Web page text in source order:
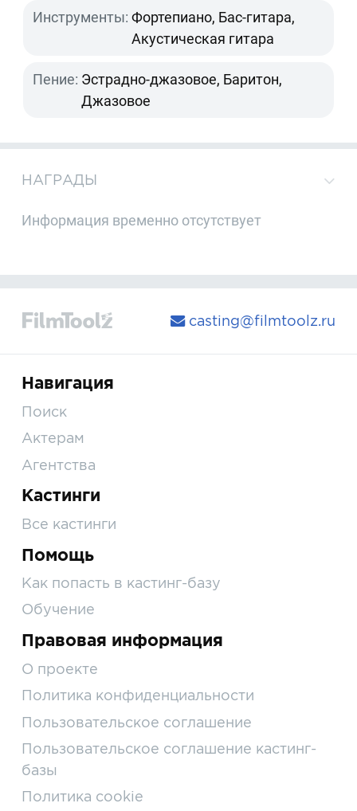
Инструменты: Фортепиано, Бас-гитара,
Акустическая гитара
Пение: Эстрадно-джазовое, Баритон,
Джазовое
НАГРАДЫ
Информация временно отсутствует
casting@filmtoolz.ru
Навигация
Поиск
Актерам
Агентства
Кастинги
Все кастинги
Помощь
Как попасть в кастинг-базу
Обучение
Правовая информация
О проекте
Политика конфиденциальности
Пользовательское соглашение
Пользовательское соглашение кастинг-
базы
Политика cookie